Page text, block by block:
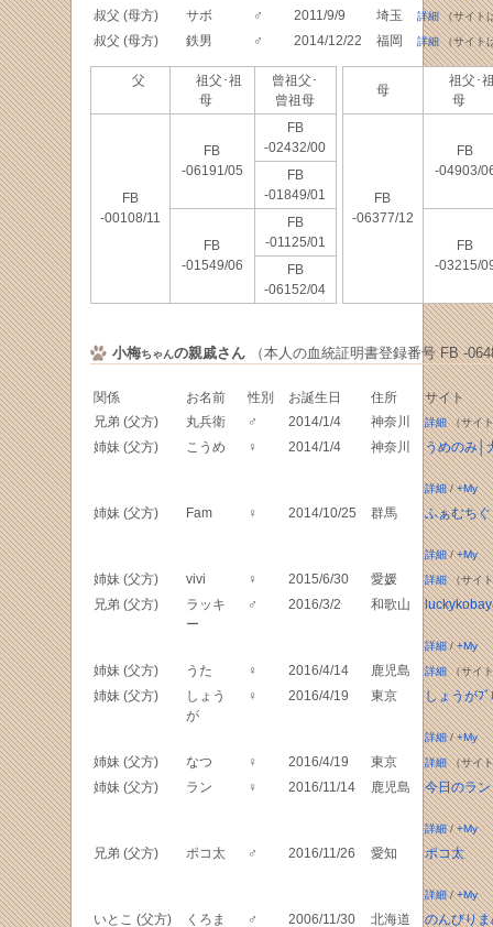
叔父 (母方) サボ ♂ 2011/9/9 埼玉 詳細（サイト
叔父 (母方) 鉄男 ♂ 2014/12/22 福岡 詳細（サイト
父
祖父･祖
母
曾祖父･
曾祖母
FB
-00108/11
FB
-06191/05
FB
-02432/00
FB
-01849/01
FB
-01549/06
FB
-01125/01
FB
-06152/04
母
祖父･
母
FB
-06377/12
FB
-04903/
FB
-03215/
小梅ちゃんの親戚さん（本人の血統証明書登録番号 FB -
関係 お名前 性別 お誕生日 住所
サイト
兄弟 (父方)
丸兵衛 ♂ 2014/1/4 神奈川 詳細（サイ
姉妹 (父方) こうめ ♀ 2014/1/4 神奈川 うめのみ│
詳細/+My
姉妹 (父方) Fam ♀ 2014/10/25 群馬 ふぁむちぐ
詳細/+My
姉妹 (父方) vivi ♀ 2015/6/30 愛媛 詳細（サイ
兄弟 (父方)
ラッキ
ー
♂ 2016/3/2 和歌山
詳細/+My
姉妹 (父方) うた ♀ 2016/4/14 鹿児島 詳細（サイ
姉妹 (父方)
しょう
が
♀ 2016/4/19 東京 しょうがﾌ
詳細/+My
姉妹 (父方) なつ ♀ 2016/4/19 東京 詳細（サイ
姉妹 (父方) ラン ♀ 2016/11/14 鹿児島 今日のラン
詳細/+My
兄弟 (父方) ポコ太 ♂ 2016/11/26 愛知 ポコ太
詳細/+My
いとこ (父方) くろま ♂ 2006/11/30 北海道 のんびり